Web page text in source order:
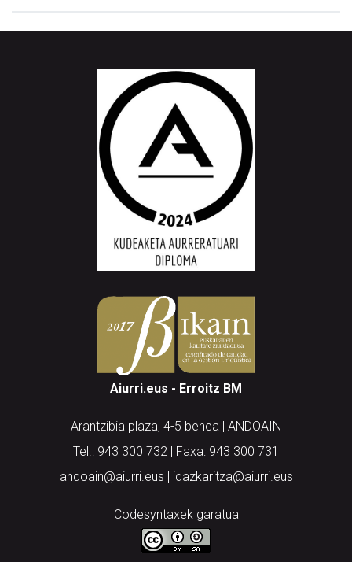
Aiurri.eus - Erroitz BM
Arantzibia plaza, 4-5 behea | ANDOAIN
Tel.: 943 300 732 | Faxa: 943 300 731
andoain@aiurri.eus | idazkaritza@aiurri.eus
Codesyntaxek garatua